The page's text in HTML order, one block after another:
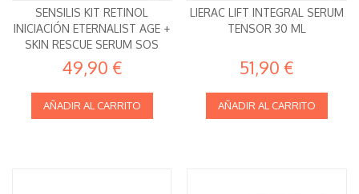
SENSILIS KIT RETINOL
INICIACIÓN ETERNALIST AGE +
SKIN RESCUE SERUM SOS
49,90 €
AÑADIR AL CARRITO
LIERAC LIFT INTEGRAL SERUM
TENSOR 30 ML
51,90 €
AÑADIR AL CARRITO